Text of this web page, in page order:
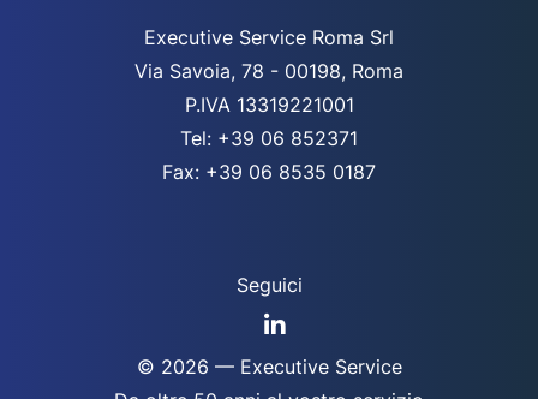
Executive Service Roma Srl
Via Savoia, 78 - 00198, Roma
P.IVA 13319221001
Tel: +39 06 852371
Fax: +39 06 8535 0187
Seguici
© 2026 — Executive Service